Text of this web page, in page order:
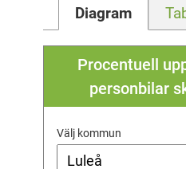
Diagram
Procentuell
personbilar
Välj kommun